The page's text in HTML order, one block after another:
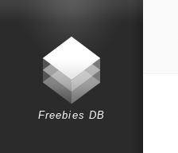
Freebies DB